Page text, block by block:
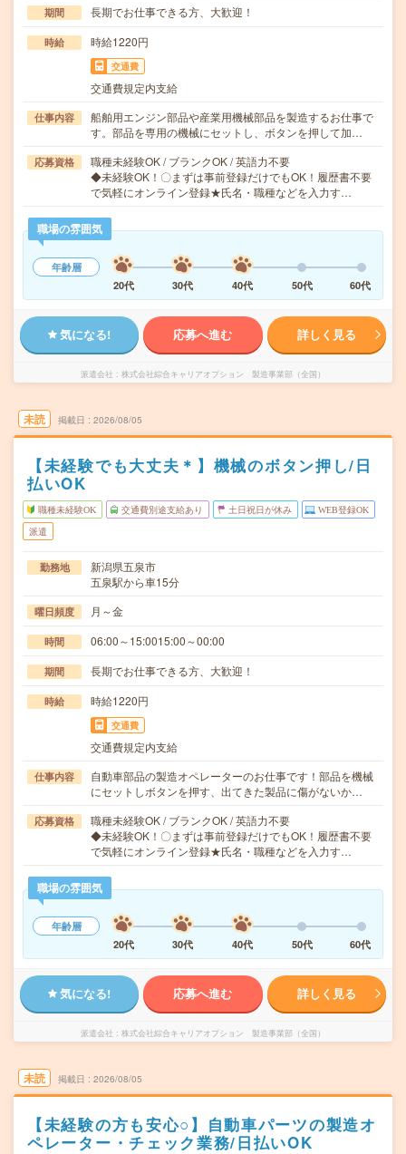
期間 長期でお仕事できる方、大歓迎！
時給 時給1220円
交通費
交通費規定内支給
仕事内容
船舶用エンジン部品や産業用機械部品を製造するお仕事で
す。部品を専用の機械にセットし、ボタンを押して加…
応募資格
職種未経験OK / ブランクOK / 英語力不要
◆未経験OK！〇まずは事前登録だけでもOK！履歴書不要
で気軽にオンライン登録★氏名・職種などを入力す…
職場の雰囲気
年齢層
20代
30代 40代 50代 60代
気になる! 応募へ進む 詳しく見る
派遣会社 株式会社綜合キャリアオプション 製造事業部（全国）
未読 掲載日 2026/08/05
【未経験でも大丈夫＊】機械のボタン押し/日
払いOK
職種未経験OK 交通費別途支給あり 土日祝日が休み WEB登録OK
派遣
勤務地
新潟県五泉市
五泉駅から車15分
曜日頻度 月～金
時間 06:00～15:0015:00～00:00
期間 長期でお仕事できる方、大歓迎！
時給 時給1220円
交通費
交通費規定内支給
仕事内容
自動車部品の製造オペレーターのお仕事です！部品を機械
にセットしボタンを押す、出てきた製品に傷がないか…
応募資格
職種未経験OK / ブランクOK / 英語力不要
◆未経験OK！〇まずは事前登録だけでもOK！履歴書不要
で気軽にオンライン登録★氏名・職種などを入力す…
職場の雰囲気
年齢層
20代
30代 40代 50代 60代
気になる! 応募へ進む 詳しく見る
派遣会社 株式会社綜合キャリアオプション 製造事業部（全国）
未読 掲載日 2026/08/05
【未経験の方も安心○】自動車パーツの製造オ
ペレーター・チェック業務/日払いOK